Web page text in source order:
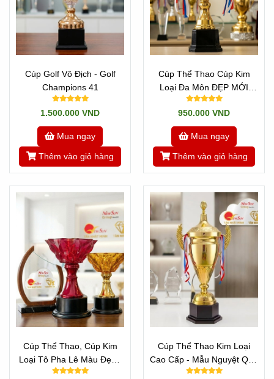
Cúp Golf Vô Địch - Golf
Champions 41
1.500.000 VND
Mua ngay
Thêm vào giỏ hàng
Cúp Thể Thao Cúp Kim
Loại Đa Môn ĐẸP MỚI
40cm
950.000 VND
Mua ngay
Thêm vào giỏ hàng
Cúp Thể Thao, Cúp Kim
Loại Tô Pha Lê Màu Đẹp -
ĐA MÀU SẮC ĐỘC ĐÁO
Cúp Thể Thao Kim Loại
Cao Cấp - Mẫu Nguyệt Quế
Vip Đẹp Cao 70 cm